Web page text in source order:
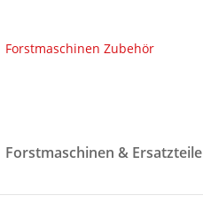
Forstmaschinen & Ersatzteile